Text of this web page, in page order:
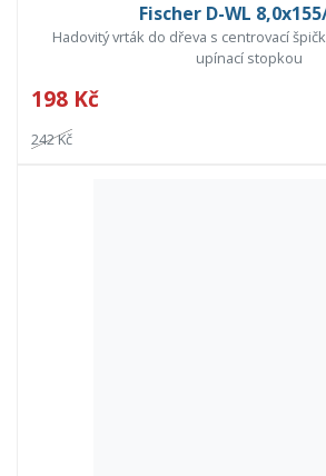
Fischer D-WL
Hadovitý vrták do dřeva s centrovací
upínací stopkou
198 Kč
242 Kč